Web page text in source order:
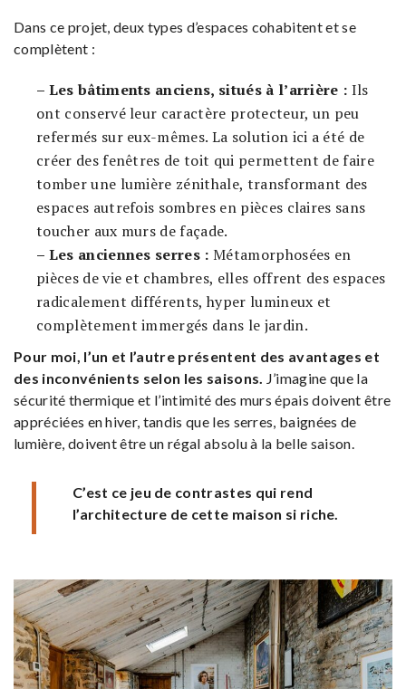
Dans ce projet, deux types d’espaces cohabitent et se
complètent :
– Les bâtiments anciens, situés à l’arrière : Ils
ont conservé leur caractère protecteur, un peu
refermés sur eux-mêmes. La solution ici a été de
créer des fenêtres de toit qui permettent de faire
tomber une lumière zénithale, transformant des
espaces autrefois sombres en pièces claires sans
toucher aux murs de façade.
– Les anciennes serres : Métamorphosées en
pièces de vie et chambres, elles offrent des espaces
radicalement différents, hyper lumineux et
complètement immergés dans le jardin.
Pour moi, l’un et l’autre présentent des avantages et
des inconvénients selon les saisons.
J’imagine que la
sécurité thermique et l’intimité des murs épais doivent être
appréciées en hiver, tandis que les serres, baignées de
lumière, doivent être un régal absolu à la belle saison.
C’est ce jeu de contrastes qui rend
l’architecture de cette maison si riche.